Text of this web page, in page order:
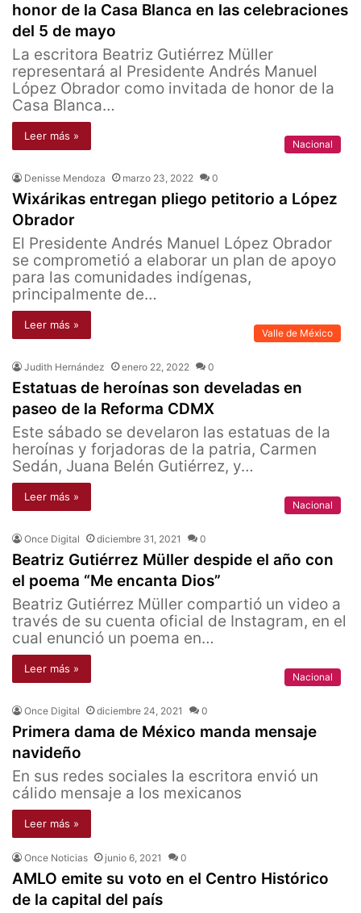
honor de la Casa Blanca en las celebraciones
del 5 de mayo
La escritora Beatriz Gutiérrez Müller
representará al Presidente Andrés Manuel
López Obrador como invitada de honor de la
Casa Blanca…
Leer más »
Nacional
Denisse Mendoza marzo 23, 2022 0
Wixárikas entregan pliego petitorio a López
Obrador
El Presidente Andrés Manuel López Obrador
se comprometió a elaborar un plan de apoyo
para las comunidades indígenas,
principalmente de…
Leer más »
Valle de México
Judith Hernández enero 22, 2022 0
Estatuas de heroínas son develadas en
paseo de la Reforma CDMX
Este sábado se develaron las estatuas de la
heroínas y forjadoras de la patria, Carmen
Sedán, Juana Belén Gutiérrez, y…
Leer más »
Nacional
Once Digital diciembre 31, 2021 0
Beatriz Gutiérrez Müller despide el año con
el poema “Me encanta Dios”
Beatriz Gutiérrez Müller compartió un video a
través de su cuenta oficial de Instagram, en el
cual enunció un poema en…
Leer más »
Nacional
Once Digital diciembre 24, 2021 0
Primera dama de México manda mensaje
navideño
En sus redes sociales la escritora envió un
cálido mensaje a los mexicanos
Leer más »
Once Noticias junio 6, 2021 0
AMLO emite su voto en el Centro Histórico
de la capital del país